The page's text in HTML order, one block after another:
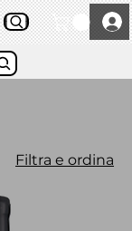
siamo
Filtra e ordina